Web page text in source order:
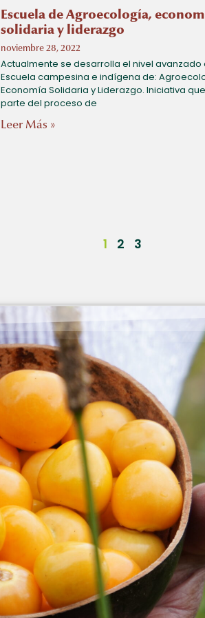
Escuela de Agroecología,
solidaria y liderazgo
noviembre 28, 2022
Actualmente se desarrolla el nivel avanzado
Escuela campesina e indígena de:
Economía Solidaria y Liderazgo. Iniciativa
parte del proceso de
Leer Más »
1 2 3